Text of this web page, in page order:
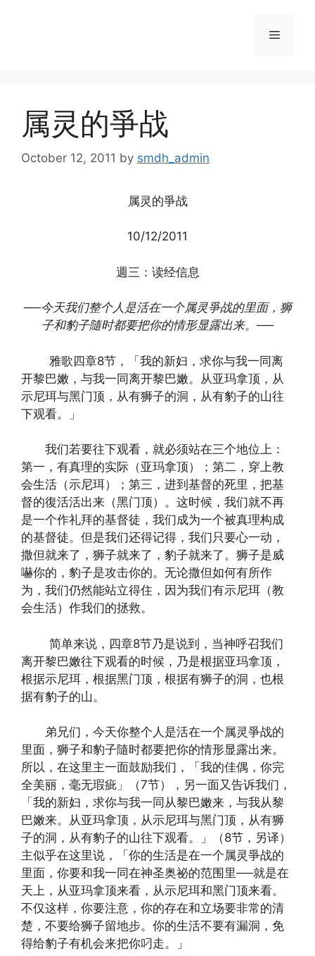
Menu
属灵的爭战
October 12, 2011 by smdh_admin
属灵的爭战
10/12/2011
週三：读经信息
──今天我们整个人是活在一个属灵爭战的里面，狮
子和豹子隨时都要把你的情形显露出来。 ──
雅歌四章8节，「我的新妇，求你与我一同离
开黎巴嫩，与我一同离开黎巴嫩。从亚玛拿顶，从
示尼珥与黑门顶，从有狮子的洞，从有豹子的山往
下观看。」
我们若要往下观看，就必须站在三个地位上：
第一，有真理的实际（亚玛拿顶）；第二，穿上教
会生活（示尼珥）；第三，进到基督的死里，把基
督的復活活出来（黑门顶）。这时候，我们就不再
是一个作礼拜的基督徒，我们成为一个被真理构成
的基督徒。但是我们还得记得，我们只要心一动，
撒但就来了，狮子就来了，豹子就来了。狮子是威
嚇你的，豹子是攻击你的。无论撒但如何有所作
为，我们仍然能站立得住，因为我们有示尼珥（教
会生活）作我们的拯救。
简单来说，四章8节乃是说到，当神呼召我们
离开黎巴嫩往下观看的时候，乃是根据亚玛拿顶，
根据示尼珥，根据黑门顶，根据有狮子的洞，也根
据有豹子的山。
弟兄们，今天你整个人是活在一个属灵爭战的
里面，狮子和豹子隨时都要把你的情形显露出来。
所以，在这里主一面鼓励我们，「我的佳偶，你完
全美丽，毫无瑕疵」（7节），另一面又告诉我们，
「我的新妇，求你与我一同从黎巴嫩来，与我从黎
巴嫩来。从亚玛拿顶，从示尼珥与黑门顶，从有狮
子的洞，从有豹子的山往下观看。」（8节，另译）
主似乎在这里说，「你的生活是在一个属灵爭战的
里面，你要和我一同在神圣奥祕的范围里──就是在
天上，从亚玛拿顶来看，从示尼珥和黑门顶来看。
不仅这样，你要注意，你的存在和立场要非常的清
楚，不要给狮子留地步。你的生活不要有漏洞，免
得给豹子有机会来把你叼走。」